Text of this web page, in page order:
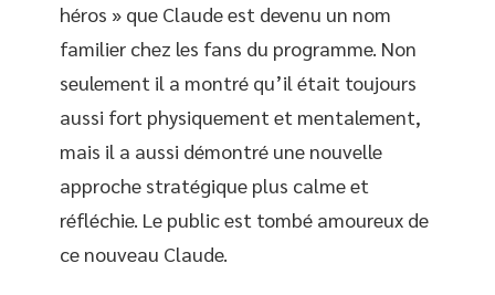
héros » que Claude est devenu un nom
familier chez les fans du programme. Non
seulement il a montré qu’il était toujours
aussi fort physiquement et mentalement,
mais il a aussi démontré une nouvelle
approche stratégique plus calme et
réfléchie. Le public est tombé amoureux de
ce nouveau Claude.